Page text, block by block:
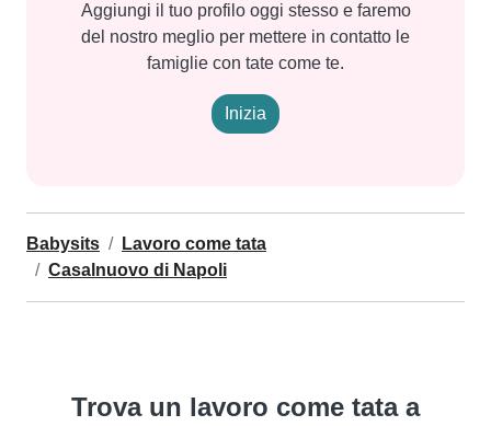
Aggiungi il tuo profilo oggi stesso e faremo
del nostro meglio per mettere in contatto le
famiglie con tate come te.
Inizia
Babysits
Lavoro come tata
Casalnuovo di Napoli
Trova un lavoro come tata a